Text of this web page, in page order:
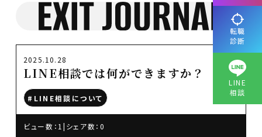
2025.10.28
LINE相談では何ができますか？
#LINE相談について
ビュー数：1| シェア数：0
転職
診断
LINE
相談